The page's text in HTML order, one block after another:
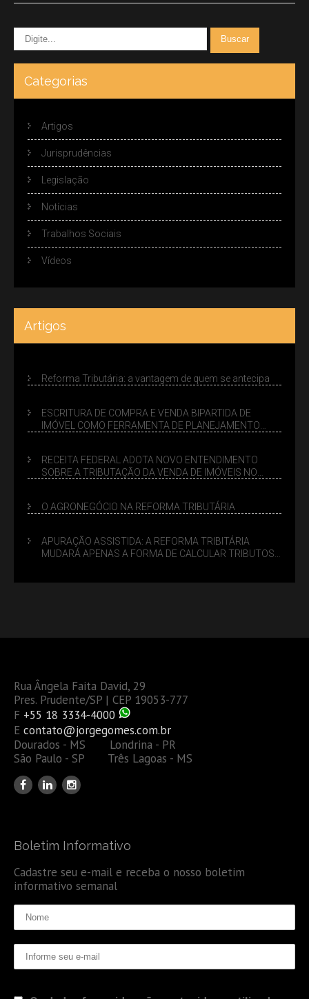
Categorias
Artigos
Jurisprudências
Legislação
Notícias
Trabalhos Sociais
Vídeos
Artigos
Reforma Tributária: a vantagem de quem se antecipa
ESCRITURA DE COMPRA E VENDA BIPARTIDA DE
IMÓVEL COMO FERRAMENTA DE PLANEJAMENTO
RECEITA FEDERAL ADOTA NOVO ENTENDIMENTO
SOBRE A TRIBUTAÇÃO DA VENDA DE IMÓVEIS NO
O AGRONEGÓCIO NA REFORMA TRIBUTÁRIA
APURAÇÃO ASSISTIDA: A REFORMA TRIBITÁRIA
MUDARÁ APENAS A FORMA DE CALCULAR TRIBUTOS
Rua Ângela Faita David, 29
Pres. Prudente/SP | CEP 19053-777
F +55 18 3334-4000
E contato@jorgegomes.com.br
Dourados - MS Londrina - PR
São Paulo - SP Três Lagoas - MS
Boletim Informativo
Cadastre seu e-mail e receba o nosso boletim
informativo semanal